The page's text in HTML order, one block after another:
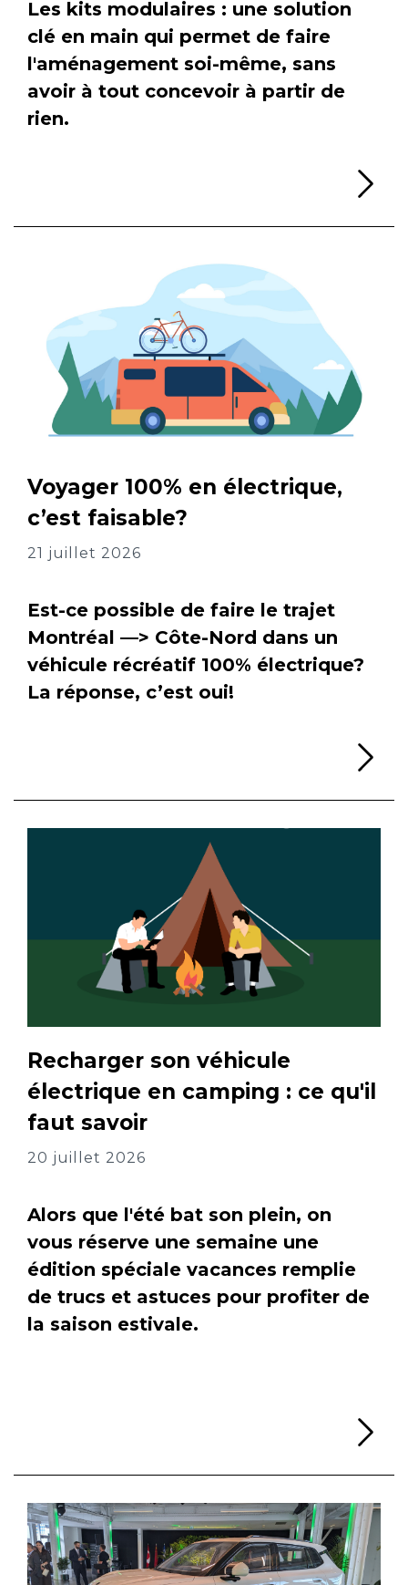
Les kits modulaires : une solution
clé en main qui permet de faire
l'aménagement soi-même, sans
avoir à tout concevoir à partir de
rien.
Voyager 100% en électrique,
c’est faisable?
21 juillet 2026
Est-ce possible de faire le trajet
Montréal —> Côte-Nord dans un
véhicule récréatif 100% électrique?
La réponse, c’est oui!
Recharger son véhicule
électrique en camping : ce qu'il
faut savoir
20 juillet 2026
Alors que l'été bat son plein, on
vous réserve une semaine une
édition spéciale vacances remplie
de trucs et astuces pour profiter de
la saison estivale.